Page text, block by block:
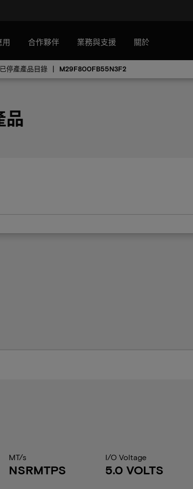
用 合作夥伴 業務與支援 關於
停產產品目錄 M29F800FB55N3F2
品
MT/s
NSRMTPS
I/O Voltage
5.0 VOLTS